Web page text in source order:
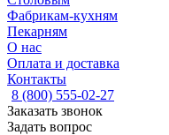
Фабрикам-кухням
Пекарням
О нас
Оплата и доставка
Контакты
8 (800) 555-02-27
Заказать звонок
Задать вопрос